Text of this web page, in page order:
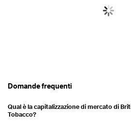
Domande frequenti
Qual è la capitalizzazione di mercato di
Tobacco?